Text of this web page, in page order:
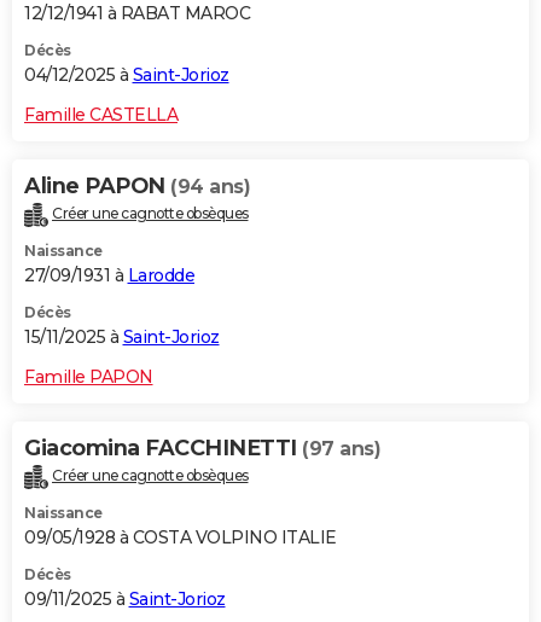
12/12/1941 à RABAT MAROC
Décès
04/12/2025 à Saint-Jorioz
Famille CASTELLA
Aline PAPON (94 ans)
Créer une cagnotte obsèques
Naissance
27/09/1931 à Larodde
Décès
15/11/2025 à Saint-Jorioz
Famille PAPON
Giacomina FACCHINETTI (97 ans)
Créer une cagnotte obsèques
Naissance
09/05/1928 à COSTA VOLPINO ITALIE
Décès
09/11/2025 à Saint-Jorioz